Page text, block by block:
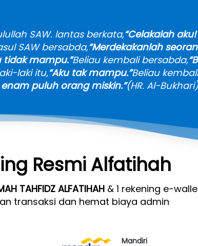
SAW. lantas berkata,“Celakalah
SAW bersabda,“Merdekakanlah
tidak mampu.”Beliau kembali bersabda,
laki itu,“Aku tak mampu.”Beliau
puluh orang miskin.”(HR. Al-Bukhari)
Resmi Alfatihah
TAHFIDZ ALFATIHAH & 1 rekening e-
transaksi dan hemat biaya admin
Mandiri